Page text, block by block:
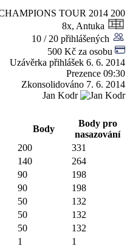
TOUR 2014 200
8x, Antuka
10 / 20 přihlášených
500 Kč za osobu
Uzávěrka přihlášek 6. 6. 2014
Prezence 09:30
Zkonsolidováno 7. 6. 2014
Jan Kodr
Body
Body pro
nasazování
200
331
140
264
90
198
90
198
50
132
50
132
50
132
1
1